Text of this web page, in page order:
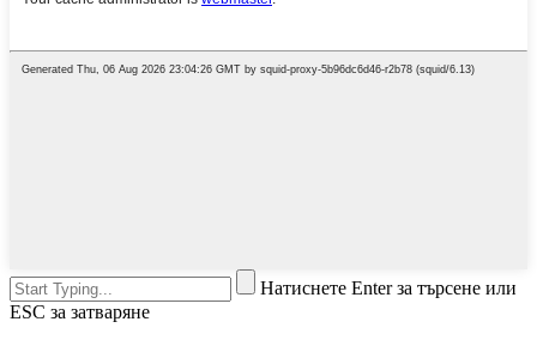
Натиснете Enter за търсене или
ESC за затваряне